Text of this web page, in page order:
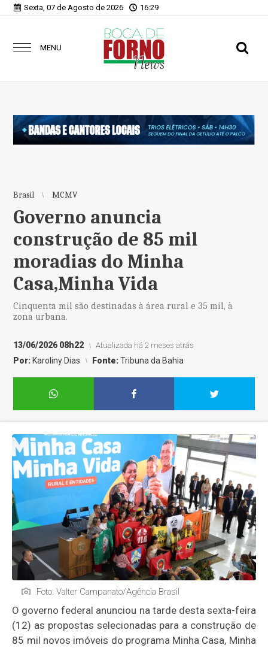
Sexta, 07 de Agosto de 2026 16:29
MENU
Brasil MCMV
Governo anuncia
construção de 85 mil
moradias do Minha
Casa,Minha Vida
Cinquenta mil são destinadas à área rural e 35 mil, à
zona urbana.
13/06/2026 08h22 Atualizada há 2 meses atrás
Por: Karoliny Dias Fonte:Tribuna da Bahia
Foto: Valter Campanato/Agência Brasil
O governo federal anunciou na tarde desta sexta-feira
(12) as propostas selecionadas para a construção de
85 mil novos imóveis do programa Minha Casa, Minha